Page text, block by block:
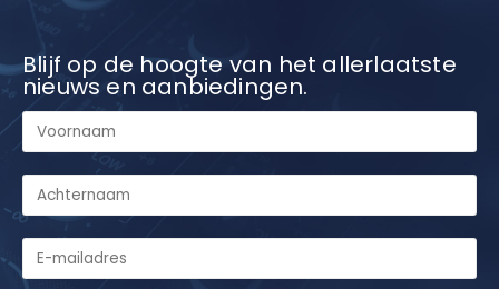
Blijf op de hoogte van het allerlaatste
nieuws en aanbiedingen.